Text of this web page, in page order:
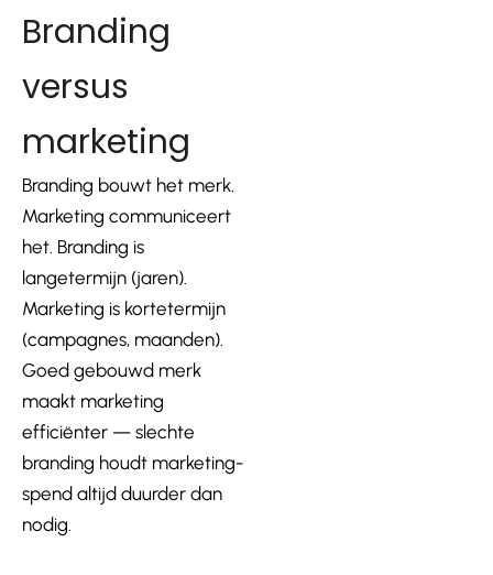
Branding
versus
marketing
Branding bouwt het merk.
Marketing communiceert
het. Branding is
langetermijn (jaren).
Marketing is kortetermijn
(campagnes, maanden).
Goed gebouwd merk
maakt marketing
efficiënter — slechte
branding houdt marketing-
spend altijd duurder dan
nodig.